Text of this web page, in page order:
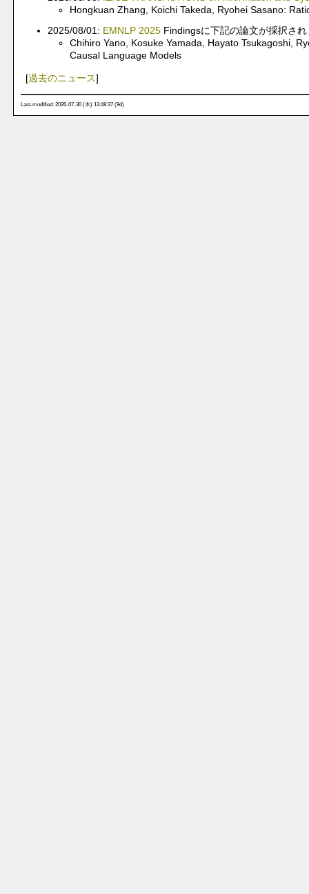
Hongkuan Zhang, Koichi Takeda, Ryohei Sasano:
2025/08/01: EMNLP 2025 Findingsに下記の論文が採択さ
Chihiro Yano, Kosuke Yamada, Hayato Tsukagoshi,
Causal Language Models
[過去のニュース]
Last-modified: 2026-07-30 (木) 13:48:37 (9d)